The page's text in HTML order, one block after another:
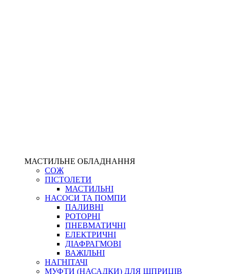
МАСТИЛЬНЕ ОБЛАДНАННЯ
СОЖ
ПІСТОЛЕТИ
МАСТИЛЬНІ
НАСОСИ ТА ПОМПИ
ПАЛИВНІ
РОТОРНІ
ПНЕВМАТИЧНІ
ЕЛЕКТРИЧНІ
ДІАФРАГМОВІ
ВАЖІЛЬНІ
НАГНІТАЧІ
МУФТИ (НАСАДКИ) ДЛЯ ШПРИЦІВ